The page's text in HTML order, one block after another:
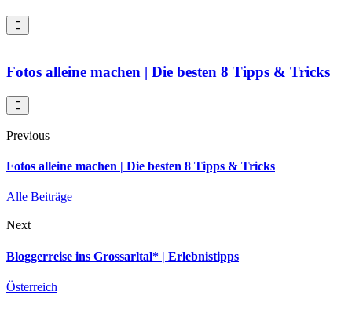
Fotos alleine machen | Die besten 8 Tipps & Tricks
Previous
Fotos alleine machen | Die besten 8 Tipps & Tricks
Alle Beiträge
Next
Bloggerreise ins Grossarltal* | Erlebnistipps
Österreich